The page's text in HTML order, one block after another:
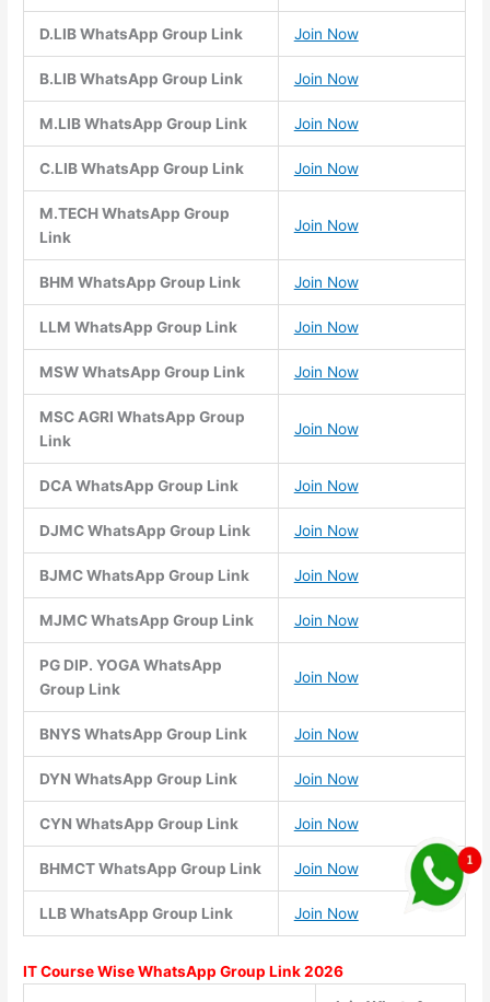
D.LIB WhatsApp Group Link Join Now
B.LIB WhatsApp Group Link Join Now
M.LIB WhatsApp Group Link Join Now
C.LIB WhatsApp Group Link Join Now
M.TECH WhatsApp Group
Link
Join Now
BHM WhatsApp Group Link Join Now
LLM WhatsApp Group Link Join Now
MSW WhatsApp Group Link Join Now
MSC AGRI WhatsApp Group
Link
Join Now
DCA WhatsApp Group Link Join Now
DJMC WhatsApp Group Link Join Now
BJMC WhatsApp Group Link Join Now
MJMC WhatsApp Group Link Join Now
PG DIP. YOGA WhatsApp
Group Link
Join Now
BNYS WhatsApp Group Link Join Now
DYN WhatsApp Group Link Join Now
CYN WhatsApp Group Link Join Now
BHMCT WhatsApp Group Link Join Now
LLB WhatsApp Group Link Join Now
IT Course Wise WhatsApp Group Link 2026